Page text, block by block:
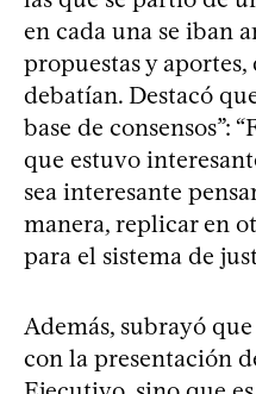
en cada una se iban
propuestas y aportes,
debatían. Destacó
base de consensos”:
que estuvo
sea interesante
manera, replicar en
para el sistema de
Además, subrayó
con la presentación